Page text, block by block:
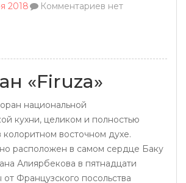
2018
Комментариев нет
«Firuza»
национальной
кухни, целиком и полностью
восточном духе.
расположен в самом сердце Баку
Алиярбекова в пятнадцати
от Французского посольства